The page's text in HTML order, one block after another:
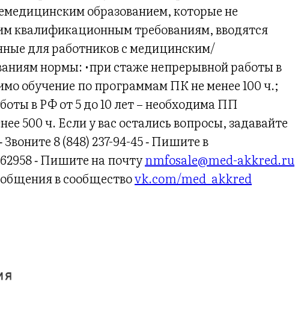
образованием, которые не
квалификационным требованиям, вводятся
для работников с медицинским/
нормы: •при стаже непрерывной работы в
обучение по программам ПК не менее 100 ч.;
в РФ от 5 до 10 лет – необходима ПП
500 ч. Если у вас остались вопросы, задавайте
8 (848) 237-94-45 ⁃ Пишите в
⁃ Пишите на почтуnmfosale@med-akkred.ru
в сообществоvk.com/med_akkred